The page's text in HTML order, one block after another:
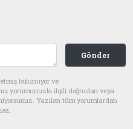
Gönder
bulunuyor ve
yorumunuzla ilgili doğrudan veya
Yazılan tüm yorumlardan